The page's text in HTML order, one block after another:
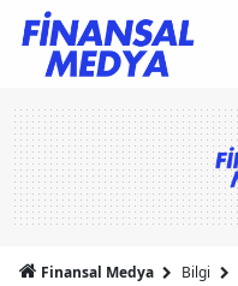
Finansal Medya Bilgi